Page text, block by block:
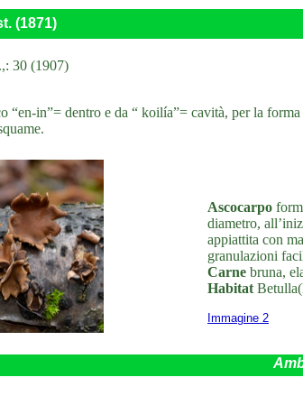
(1871)
30 (1907)
“en-in”= dentro e da “ koilía”= cavità, per la
Ascocarpo
diametro,
appiattita con
granulazioni
Carne bruna,
Habitat
Immagine 2